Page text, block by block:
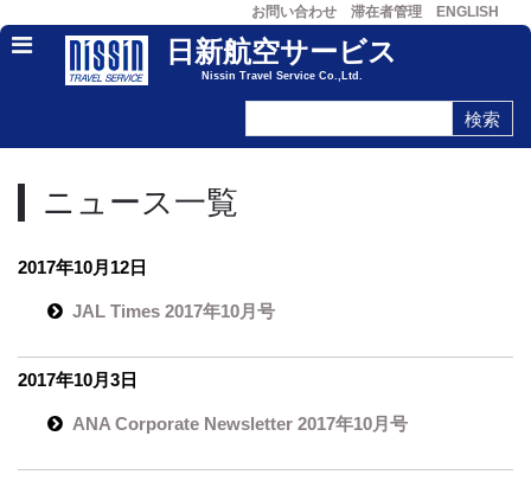
お問い合わせ 滞在者管理 ENGLISH
日新航空サービス
Nissin Travel Service Co.,Ltd.
ニュース一覧
2017年10月12日
JAL Times 2017年10月号
2017年10月3日
ANA Corporate Newsletter 2017年10月号